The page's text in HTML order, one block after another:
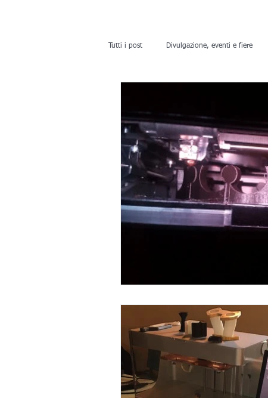
Tutti i post Divulgazione, eventi e fiere
Astrati Bijoux reverse engineering
Nautica Medicale